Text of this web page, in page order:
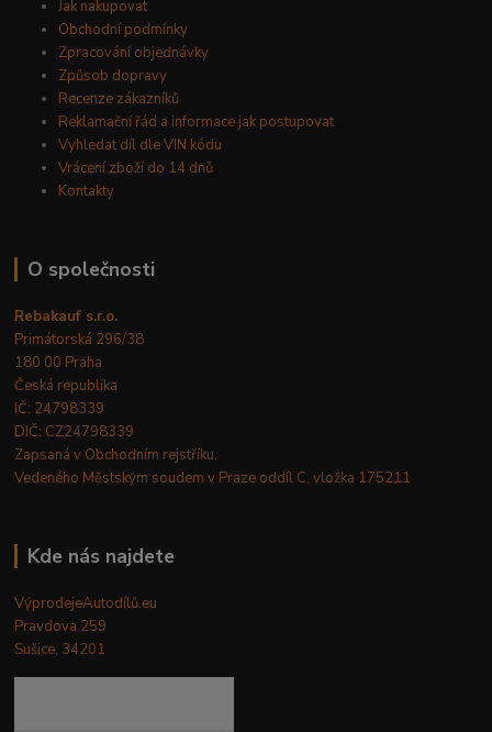
Jak nakupovat
Obchodní podmínky
Zpracování objednávky
Způsob dopravy
Recenze zákazníků
Reklamační řád a informace jak postupovat
Vyhledat díl dle VIN kódu
Vrácení zboží do 14 dnů
Kontakty
O společnosti
Rebakauf s.r.o.
Primátorská 296/38
180 00 Praha
Česká republika
IČ: 24798339
DIČ: CZ24798339
Zapsaná v Obchodním rejstříku.
Vedeného Městským soudem v Praze oddíl C, vložka 175211
Kde nás najdete
VýprodejeAutodílů.eu
Pravdova 259
Sušice, 34201